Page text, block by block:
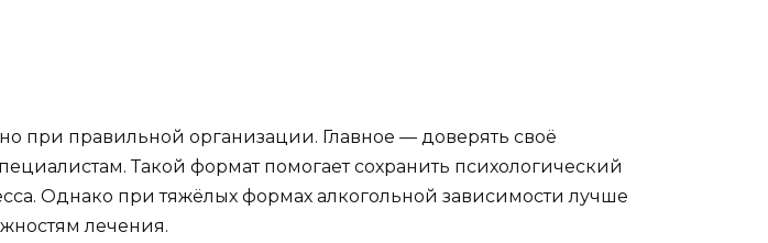
при правильной организации. Главное — доверять своё
Такой формат помогает сохранить психологический
Однако при тяжёлых формах алкогольной зависимости лучше
лечения.